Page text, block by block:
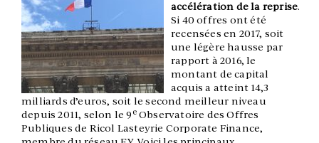
accélération de la reprise.
Si 40 offres ont été
recensées en 2017, soit
une légère hausse par
rapport à 2016, le
montant de capital
acquis a atteint 14,3
milliards d’euros, soit le second meilleur niveau
depuis 2011, selon le 9 eObservatoire des Offres
Publiques de Ricol Lasteyrie Corporate Finance,